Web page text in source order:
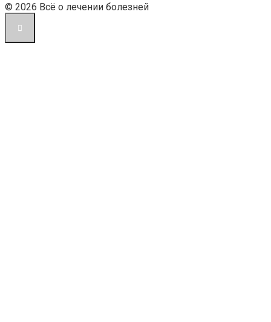
© 2026 Всё о лечении болезней